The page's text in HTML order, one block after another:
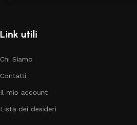
Link utili
Chi Siamo
Contatti
Il mio account
Lista dei desideri